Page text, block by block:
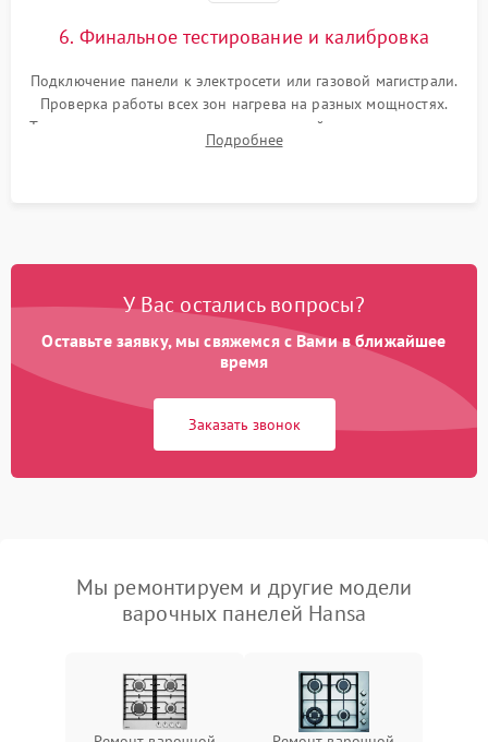
6. Финальное тестирование и калибровка
Подключение панели к электросети или газовой магистрали.
Проверка работы всех зон нагрева на разных мощностях.
Тестирование сенсорного управления, таймера, индикаторов
остаточного тепла и систем защиты от перегрева.
Подробнее
У Вас остались вопросы?
Оставьте заявку, мы свяжемся с Вами в ближайшее
время
Заказать звонок
Мы ремонтируем и другие модели
варочных панелей Hansa